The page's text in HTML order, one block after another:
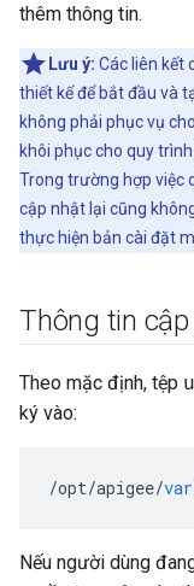
thêm thông tin.
Lưu ý: Các liên kết
thiết kế để bắt đầu và
không phải phục vụ
khôi phục cho quy
Trong trường hợp việc
cập nhật lại cũng
thực hiện bản cài đặt
Thông tin
Theo mặc định, tệp
ký vào:
/opt/apigee/var
Nếu người dùng